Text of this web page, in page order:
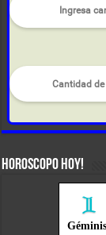
HOROSCOPO HOY!